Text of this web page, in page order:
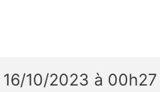
16/10/2023 à 00h27